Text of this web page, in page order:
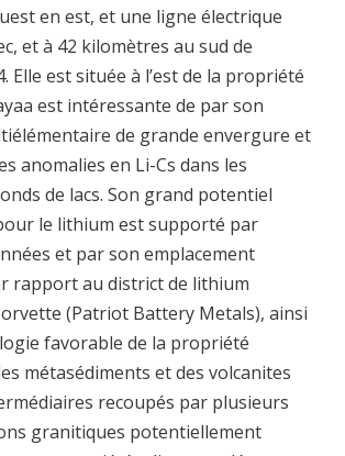
en est, et une ligne électrique
et à 42 kilomètres au sud de
Elle est située à l’est de la propriété
est intéressante de par son
de grande envergure et
anomalies en Li-Cs dans les
de lacs. Son grand potentiel
le lithium est supporté par
et par son emplacement
rapport au district de lithium
(Patriot Battery Metals), ainsi
favorable de la propriété
métasédiments et des volcanites
recoupés par plusieurs
granitiques potentiellement